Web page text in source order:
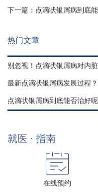
下一篇： 点滴状银屑病到底
热门文章
别忽视！点滴状银屑病对内
最新点滴状银屑病发展过程
点滴状银屑病到底能否治好
就医 · 指南
在线预约